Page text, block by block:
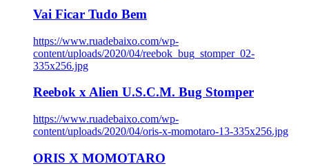
Vai Ficar Tudo Bem
https://www.ruadebaixo.com/wp-
content/uploads/2020/04/reebok_bug_stomper_02-
335x256.jpg
Reebok x Alien U.S.C.M. Bug Stomper
https://www.ruadebaixo.com/wp-
content/uploads/2020/04/oris-x-momotaro-13-335x256.jpg
ORIS X MOMOTARO